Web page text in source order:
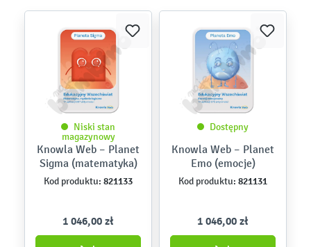
Niski stan
magazynowy
Knowla Web – Planet
Sigma (matematyka)
Kod produktu: 821133
1 046,00 zł
Dostępny
Knowla Web – Planet
Emo (emocje)
Kod produktu: 821131
1 046,00 zł